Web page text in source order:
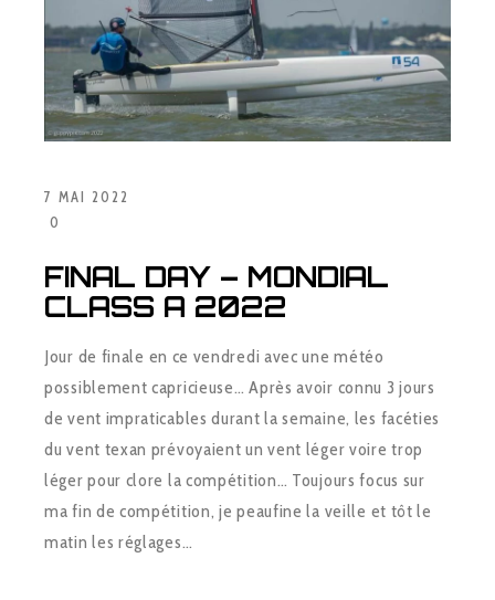
7 MAI 2022
0
FINAL DAY – MONDIAL
CLASS A 2022
Jour de finale en ce vendredi avec une météo
possiblement capricieuse… Après avoir connu 3 jours
de vent impraticables durant la semaine, les facéties
du vent texan prévoyaient un vent léger voire trop
léger pour clore la compétition… Toujours focus sur
ma fin de compétition, je peaufine la veille et tôt le
matin les réglages…